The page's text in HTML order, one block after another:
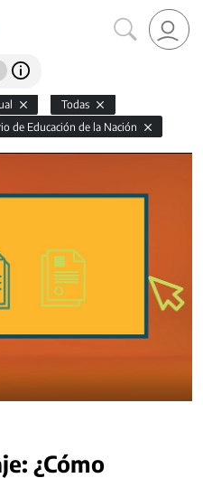
Todas
de Educación de la Nación
¿Cómo